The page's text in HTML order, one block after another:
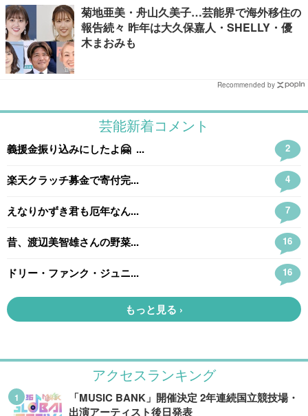
菊地亜美・舟山久美子…芸能界で海外移住の
報告続々 昨年は大久保嘉人・SHELLY・優
木まおみも
Recommended by
アクセスランキング
「MUSIC BANK」開催決定 2年連続国立競技場・
出演アーティスト後日発表